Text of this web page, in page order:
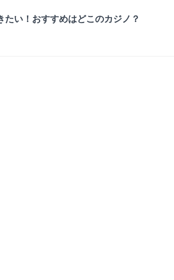
たい！おすすめはどこのカジノ？